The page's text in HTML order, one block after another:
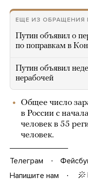
ЕЩЕ ИЗ ОБРАЩЕНИЯ
Путин объявил о
по поправкам в
Путин объявил
нерабочей
Общее число
в России с
человек в 55
человек.
Телеграм
Напишите нам